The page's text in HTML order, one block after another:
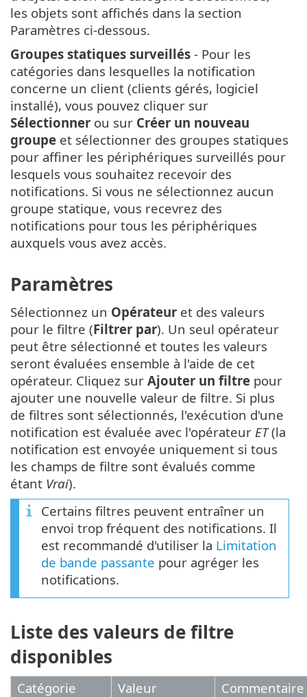
les objets sont affichés dans la section
Paramètres ci-dessous.
Groupes statiques surveillés - Pour les
catégories dans lesquelles la notification
concerne un client (clients gérés, logiciel
installé), vous pouvez cliquer sur
Sélectionner ou sur Créer un nouveau
groupe et sélectionner des groupes statiques
pour affiner les périphériques surveillés pour
lesquels vous souhaitez recevoir des
notifications. Si vous ne sélectionnez aucun
groupe statique, vous recevrez des
notifications pour tous les périphériques
auxquels vous avez accès.
Paramètres
Sélectionnez un Opérateur et des valeurs
pour le filtre (Filtrer par). Un seul opérateur
peut être sélectionné et toutes les valeurs
seront évaluées ensemble à l'aide de cet
opérateur. Cliquez sur Ajouter un filtre pour
ajouter une nouvelle valeur de filtre. Si plus
de filtres sont sélectionnés, l'exécution d'une
notification est évaluée avec l'opérateur ET(la
notification est envoyée uniquement si tous
les champs de filtre sont évalués comme
étant Vrai).
Certains filtres peuvent entraîner un
envoi trop fréquent des notifications. Il
est recommandé d'utiliser la Limitation
de bande passante pour agréger les
notifications.
Liste des valeurs de filtre
disponibles
Catégorie Valeur
Commentaire